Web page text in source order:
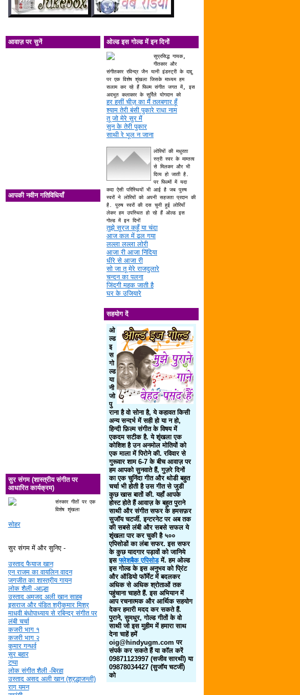
आवाज़ पर सुनें
आपकी नवीन गतिविधियाँ
सुर संगम (शास्त्रीय संगीत पर
आधारित कार्यक्रम)
संस्कार गीतों पर एक
विशेष शृंखला
सोहर
सुर संगम में और सुनिए -
उस्ताद फैयाज खान
एन राजम का वायलिन वादन
जगजीत का शास्त्रीय गायन
लोक शैली -आल्हा
उस्ताद अमजद अली खान साहब
इसराज और पंडित श्रीकुमार मिश्र
माधवी बंधोपाध्याय से रबिन्द्र संगीत पर
लंबी चर्चा
कजरी भाग १
कजरी भाग २
कुमार गन्धर्व
सुर बहार
टप्पा
लोक संगीत शैली -बिरहा
उस्ताद असद अली खान (श्रद्धाजन्ली)
राग यमन
ओल्ड इस गोल्ड में इन दिनों
सुप्रसिद्ध गायक,
गीतकार और
संगीतकार रविन्द्र जैन यानी इंडस्ट्री के दाद्दु
पर एक विशेष शृंखला जिसके माध्यम हम
सलाम कर रहे हैं फिल्म संगीत जगत में, इस
अदभुत कलाकार के सुर्रिले योगदान को
हर हसीं चीज़ का मैं तलबगार हूँ
श्याम तेरी बंसी पुकारे राधा नाम
तू जो मेरे सुर में
सुन के तेरी पुकार
साथी रे भूल न जाना
लोरियों की मधुरता
स्त्री स्वर के माम्तत्व
से मिलकर और भी
दिव्य हो जाती है.
पर फिल्मों में यदा
कदा ऐसी परिस्थियों भी आई है जब पुरुष
स्वरों ने लोरियों को अपनी सहजता प्रदान की
है. पुरुष स्वरों की दस चुनी हुई लोरियाँ
लेकर हम उपस्थित हो रहे हैं ओल्ड इस
गोल्ड में इन दिनों
तुझे सूरज कहूँ या चंदा
आज कल में ढल गया
लल्ला लल्ला लोरी
आजा री आजा निंदिया
धीरे से आजा री
सो जा तू मेरे राजदुलारे
चन्दन का पलना
जिंदगी महक जाती है
घर के उजियारे
सहयोग दें
ओ
ल्ड
इ
स
गो
ल्ड
या
नी
जो
पु
राना है वो सोना है, ये कहावत किसी
अन्य सन्दर्भ में सही हो या न हो,
हिन्दी फ़िल्म संगीत के विषय में
एकदम सटीक है. ये शृंखला एक
कोशिश है उन अनमोल मोतियों को
एक माला में पिरोने की. रविवार से
गुरूवार शाम 6-7 के बीच आवाज़ पर
हम आपको सुनवाते हैं, गुज़रे दिनों
का एक चुनिंदा गीत और थोडी बहुत
चर्चा भी होती है उस गीत से जुडी
कुछ खास बातों की. यहाँ आपके
होस्ट होते हैं आवाज़ के बहुत पुराने
साथी और संगीत सफर के हमसफ़र
सुजॉय चटर्जी. इन्टरनेट पर अब तक
की सबसे लंबी और सबसे सफल ये
शृंखला पार कर चुकी है ५००
एपिसोडों का लंबा सफर. इस सफर
के कुछ यादगार पड़ावों को जानिये
इसफ्लेशबैक एपिसोडमें. हम ओल्ड
इस गोल्ड के इस अनुभव को प्रिंट
और ऑडियो फॉर्मेट में बदलकर
अधिक से अधिक श्रोताओं तक
पहुंचाना चाहते हैं. इस अभियान में
आप रचनात्मक और आर्थिक सहयोग
देकर हमारी मदद कर सकते हैं.
पुराने, सुमधुर, गोल्ड गीतों के वो
साथी जो इस मुहीम में हमारा साथ
देना चाहें हमें
oig@hindyugm.com पर
संपर्क कर सकते हैं या कॉल करें
09871123997 (सजीव सारथी) या
09878034427 (सुजॉय चटर्जी)
को